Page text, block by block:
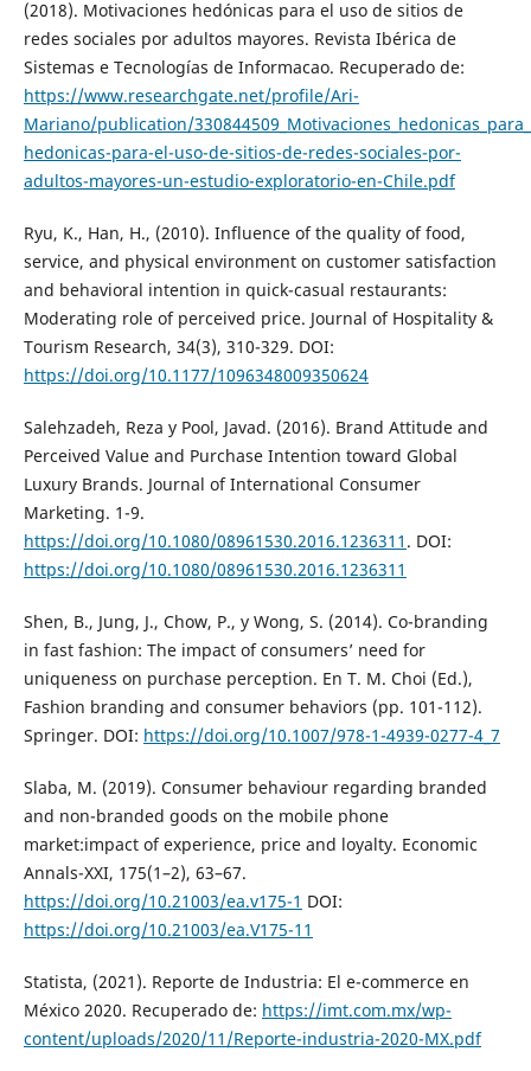
(2018). Motivaciones hedónicas para el uso de sitios de
redes sociales por adultos mayores. Revista Ibérica de
Sistemas e Tecnologías de Informacao. Recuperado de:
https://www.researchgate.net/profile/Ari-
Mariano/publication/
hedonicas-para-el-uso-de-sitios-de-redes-sociales-por-
adultos-mayores-un-estudio-exploratorio-en-Chile.pdf
Ryu, K., Han, H., (2010). Influence of the quality of food,
service, and physical environment on customer satisfaction
and behavioral intention in quick-casual restaurants:
Moderating role of perceived price. Journal of Hospitality &
Tourism Research, 34(3), 310-329. DOI:
https://doi.org/10.1177/1096348009350624
Salehzadeh, Reza y Pool, Javad. (2016). Brand Attitude and
Perceived Value and Purchase Intention toward Global
Luxury Brands. Journal of International Consumer
Marketing. 1-9.
https://doi.org/10.1080/08961530.2016.1236311 . DOI:
https://doi.org/10.1080/08961530.2016.1236311
Shen, B., Jung, J., Chow, P., y Wong, S. (2014). Co-branding
in fast fashion: The impact of consumers’ need for
uniqueness on purchase perception. En T. M. Choi (Ed.),
Fashion branding and consumer behaviors (pp. 101-112).
Springer. DOI: https://doi.org/10.1007/978-1-4939-0277-4_7
Slaba, M. (2019). Consumer behaviour regarding branded
and non-branded goods on the mobile phone
market:impact of experience, price and loyalty. Economic
Annals-ХХI, 175(1–2), 63–67.
https://doi.org/10.21003/ea.v175-1 DOI:
https://doi.org/10.21003/ea.V175-11
Statista, (2021). Reporte de Industria: El e-commerce en
México 2020. Recuperado de: https://imt.com.mx/wp-
content/uploads/2020/11/Reporte-industria-2020-MX.pdf